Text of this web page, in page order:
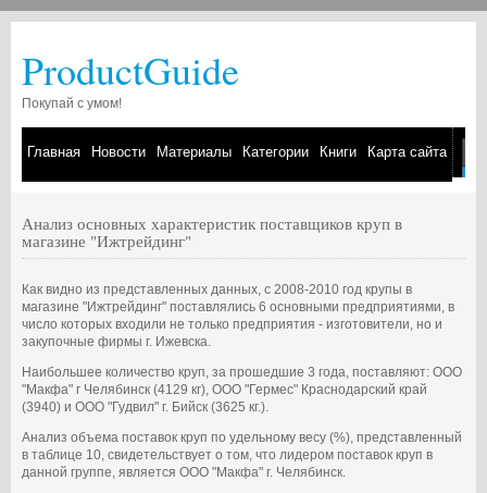
ProductGuide
Покупай с умом!
Главная Новости Материалы Категории Книги Карта сайта
Анализ основных характеристик поставщиков круп в
магазине "Ижтрейдинг"
Как видно из представленных данных, с 2008-2010 год крупы в
магазине "Ижтрейдинг" поставлялись 6 основными предприятиями, в
число которых входили не только предприятия - изготовители, но и
закупочные фирмы г. Ижевска.
Наибольшее количество круп, за прошедшие 3 года, поставляют: ООО
"Макфа" г Челябинск (4129 кг), ООО "Гермес" Краснодарский край
(3940) и ООО "Гудвил" г. Бийск (3625 кг.).
Анализ объема поставок круп по удельному весу (%), представленный
в таблице 10, свидетельствует о том, что лидером поставок круп в
данной группе, является ООО "Макфа" г. Челябинск.